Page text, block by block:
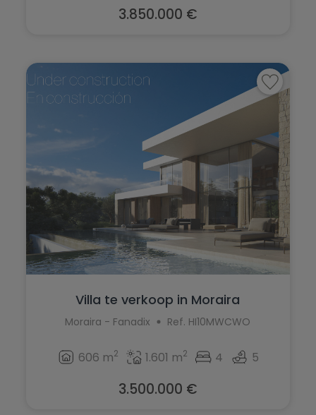
Monforte del Cid
Muchamiel
Murla
Mutxamel
Ondara
Orba
Orihuela
Orihuela Costa
Parcent
Pedreguer
Pego
Macisvenda
Moraira
Muchamiel
Murla
Mutxamel
Oliva
Orihuela Costa
3.850.000 €
Villa te verkoop in Moraira
Moraira - Fanadix Ref. HI10MWCWO
606 m2 1.601 m2 4 5
3.500.000 €